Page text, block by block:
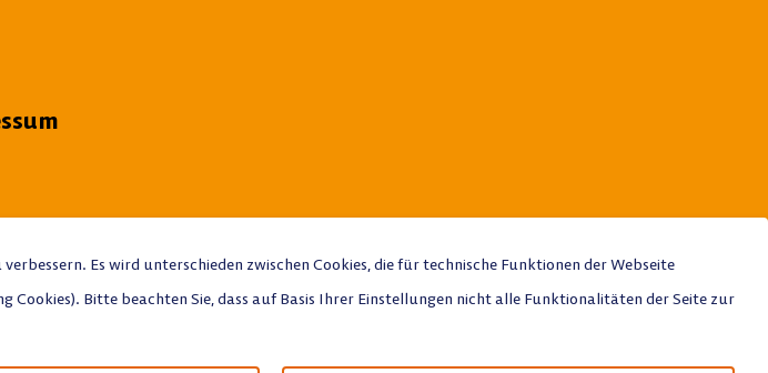
Es wird unterschieden zwischen Cookies, die für technische Funktionen der Webseite
Bitte beachten Sie, dass auf Basis Ihrer Einstellungen nicht alle Funktionalitäten der Seite zur